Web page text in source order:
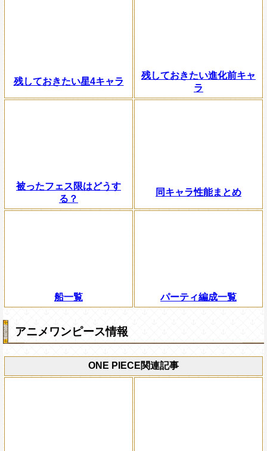
残しておきたい星4キャラ
残しておきたい進化前キャ
ラ
被ったフェス限はどうす
る？
同キャラ性能まとめ
船一覧 パーティ編成一覧
アニメワンピース情報
ONE PIECE関連記事